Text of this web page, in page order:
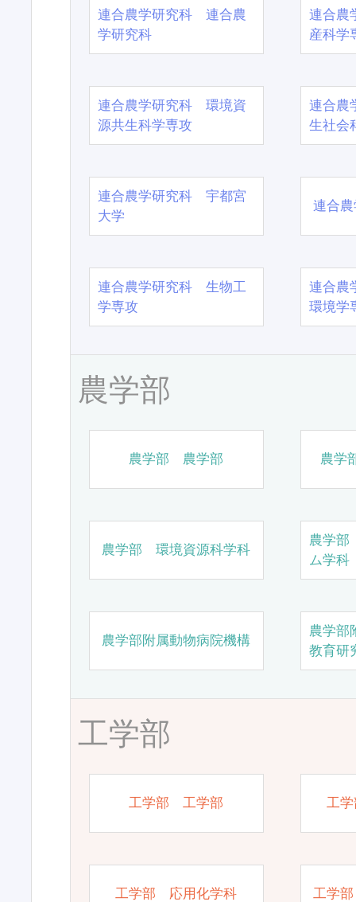
連合農学研究科 連合農
学研究科
連合農
産科学
連合農学研究科 環境資
源共生科学専攻
連合農
生社会
連合農学研究科 宇都宮
大学
連合
連合農学研究科 生物工
学専攻
連合農
環境学
農学部
農学部 農学部 農学
農学部 環境資源科学科
農学
ム学科
農学部附属動物病院機構
農学部
教育研
工学部
工学部 工学部 工
工学部 応用化学科 工学